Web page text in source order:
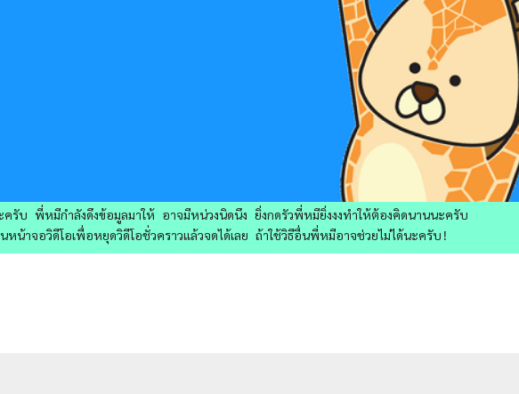
บ พี่หมีกำลังดึงข้อมูลมาให้ อาจมีหน่วงนิดนึง ยิ่งกดรัวพี่หมียิ่งงงทำให้ต้องคิดนานนะครับ
น้าจอวิดีโอเพื่อหยุดวิดีโอชั่วคราวแล้วจดได้เลย ถ้าใช้วิธีอื่นพี่หมีอาจช่วยไม่ได้นะครับ!